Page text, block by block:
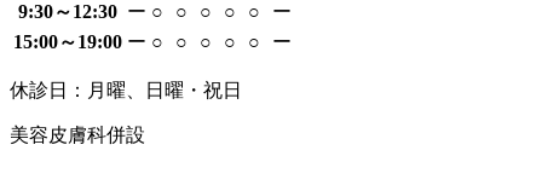
9:30～12:30 ー ○ ○ ○ ○ ○
ー
15:00～19:00 ー ○ ○ ○ ○ ○ ー
休診日：月曜、日曜・祝日
美容皮膚科併設